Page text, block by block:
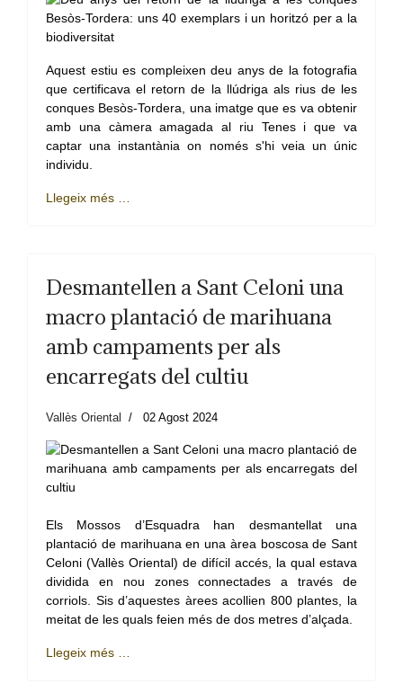
Aquest estiu es compleixen deu anys de la fotografia
que certificava el retorn de la llúdriga als rius de les
conques Besòs-Tordera, una imatge que es va obtenir
amb una càmera amagada al riu Tenes i que va
captar una instantània on només s'hi veia un únic
individu.
Llegeix més …
Desmantellen a Sant Celoni una
macro plantació de marihuana
amb campaments per als
encarregats del cultiu
Vallès Oriental 02 Agost 2024
Els Mossos d’Esquadra han desmantellat una
plantació de marihuana en una àrea boscosa de Sant
Celoni (Vallès Oriental) de difícil accés, la qual estava
dividida en nou zones connectades a través de
corriols. Sis d’aquestes àrees acollien 800 plantes, la
meitat de les quals feien més de dos metres d’alçada.
Llegeix més …